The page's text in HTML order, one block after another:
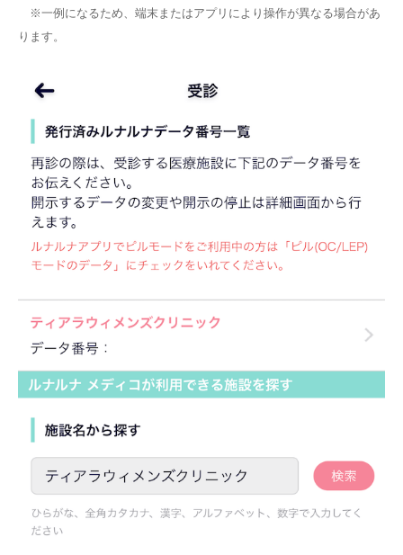
※一例になるため、端末またはアプリにより操作が異なる場合があ
ります。